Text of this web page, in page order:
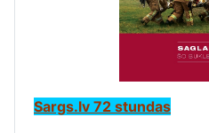
Sargs.lv 72 stundas